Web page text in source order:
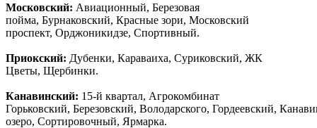
Московский: Авиационный, Березовая
пойма, Бурнаковский, Красные зори, Московский
проспект, Орджоникидзе, Спортивный.
Приокский: Дубенки, Караваиха, Суриковский, ЖК
Цветы, Щербинки.
Канавинский: 15-й квартал, Агрокомбинат
Горьковский, Березовский, Володарского, Гордеевский,
озеро, Сортировочный, Ярмарка.